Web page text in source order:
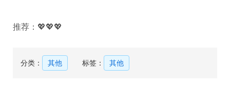
推荐：💖💖💖
分类： 其他 标签： 其他